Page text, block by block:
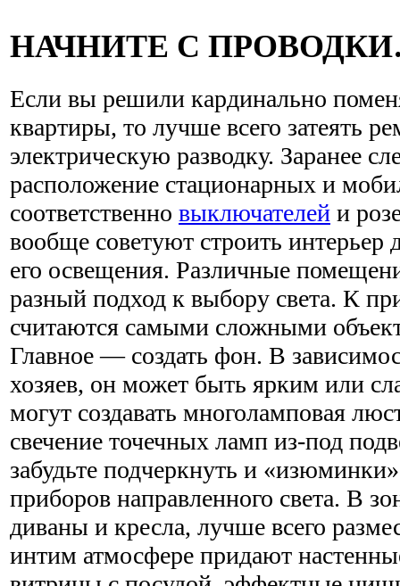
НАЧНИТЕ С
Если вы решили кардинально
квартиры, то лучше всего затеять
электрическую разводку. Заранее
расположение стационарных и
соответственно выключателей и
вообще советуют строить интерьер
его освещения. Различные
разный подход к выбору света. К
считаются самыми сложными
Главное — создать фон. В
хозяев, он может быть ярким или
могут создавать многоламповая
свечение точечных ламп из-под
забудьте подчеркнуть и
приборов направленного света. В
диваны и кресла, лучше всего
интим атмосфере придают